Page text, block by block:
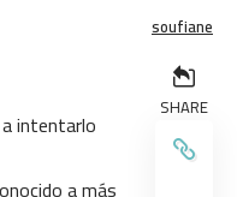
soufiane
SHARE
intentarlo.
a más